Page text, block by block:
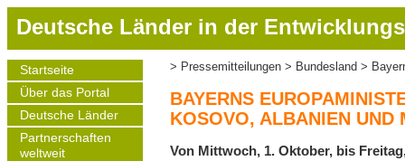
r
Deutsche Länder in der
Main
navigation
Startseite
Über das Portal
Deutsche Länder
Partnerschaften
weltweit
Pfadnavigation
Pressemitteilungen Bundesland
BAYERNS
KOSOVO, ALBANIEN UND
Von Mittwoch, 1. Oktober, bis